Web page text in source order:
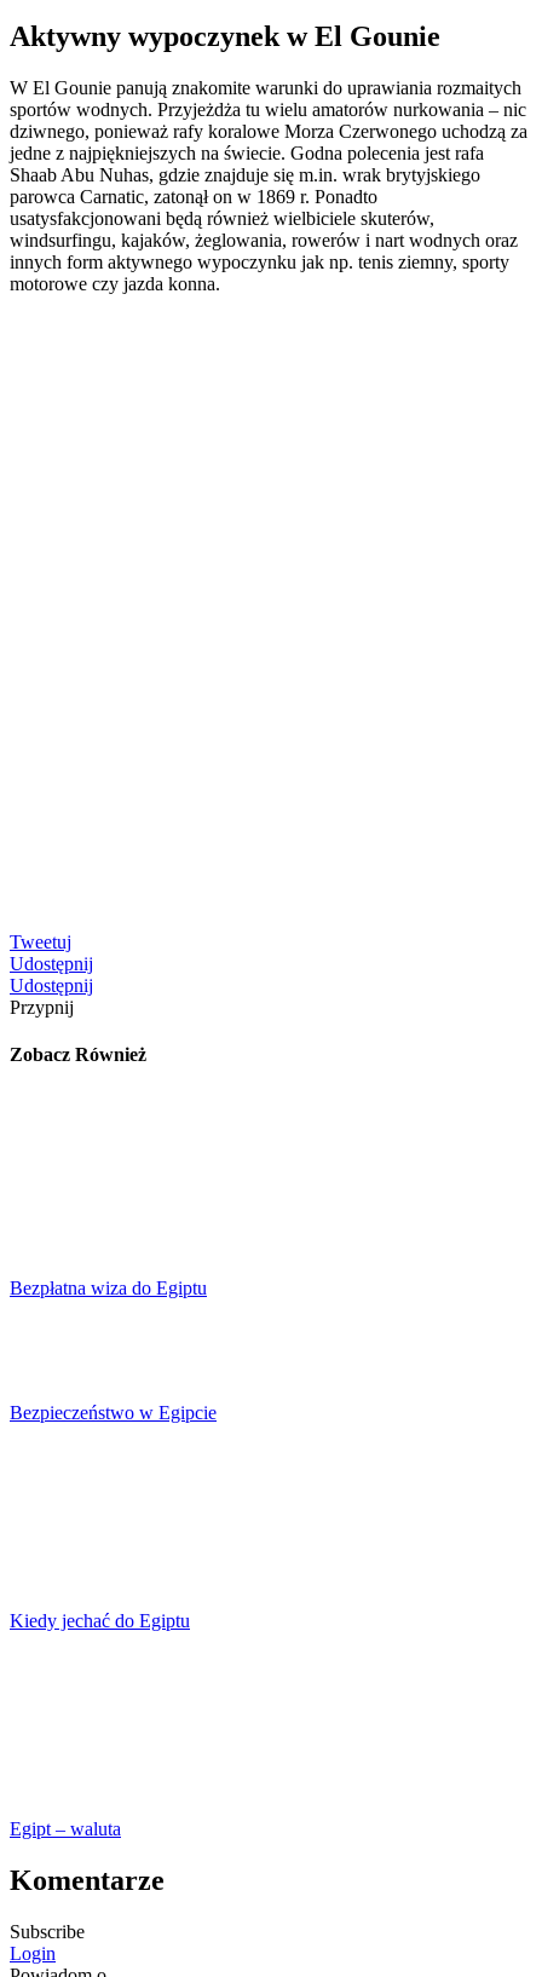
Aktywny wypoczynek w El Gounie
W El Gounie panują znakomite warunki do uprawiania rozmaitych
sportów wodnych. Przyjeżdża tu wielu amatorów nurkowania – nic
dziwnego, ponieważ rafy koralowe Morza Czerwonego uchodzą za
jedne z najpiękniejszych na świecie. Godna polecenia jest rafa
Shaab Abu Nuhas, gdzie znajduje się m.in. wrak brytyjskiego
parowca Carnatic, zatonął on w 1869 r. Ponadto
usatysfakcjonowani będą również wielbiciele skuterów,
windsurfingu, kajaków, żeglowania, rowerów i nart wodnych oraz
innych form aktywnego wypoczynku jak np. tenis ziemny, sporty
motorowe czy jazda konna.
Tweetuj
Udostępnij
Udostępnij
Przypnij
Zobacz Również
Bezpłatna wiza do Egiptu
Bezpieczeństwo w Egipcie
Kiedy jechać do Egiptu
Egipt – waluta
Komentarze
Subscribe
Login